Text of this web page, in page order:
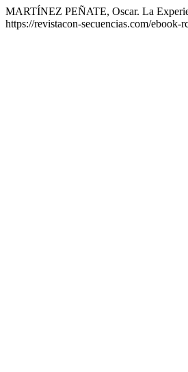
MARTÍNEZ PEÑATE, Oscar. La
https://revistacon-secuencias.com/